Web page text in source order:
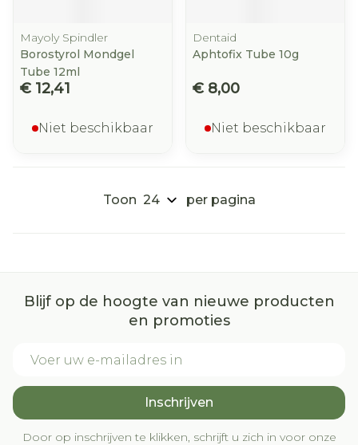
Mayoly Spindler
Borostyrol Mondgel
Tube 12ml
€ 12,41
Niet beschikbaar
Dentaid
Aphtofix Tube 10g
€ 8,00
Niet beschikbaar
Toon per pagina
Blijf op de hoogte van nieuwe producten
en promoties
Inschrijven
Door op inschrijven te klikken, schrijft u zich in voor onze